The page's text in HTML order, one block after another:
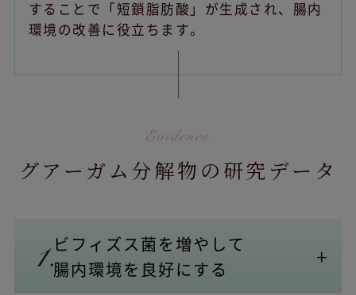
することで「短鎖脂肪酸」が生成され、腸内
環境の改善に役立ちます。
グアーガム分解物の研究データ
ビフィズス菌を増やして
腸内環境を良好にする